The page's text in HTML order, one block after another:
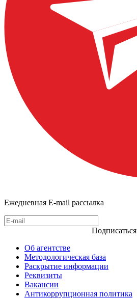
Ежедневная E-mail рассылка
Подписаться
Об агентстве
Методологическая база
Раскрытие информации
Реквизиты
Вакансии
Антикоррупционная политика